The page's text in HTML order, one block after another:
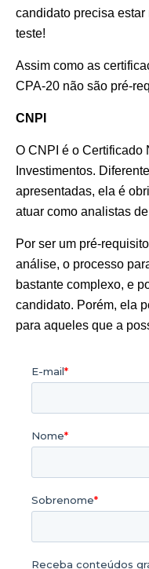
candidato precisa
teste!
Assim como as
CPA-20 não são pré-
CNPI
O CNPI é o Certificado
Investimentos.
apresentadas, ela é
atuar como analistas
Por ser um pré-
análise, o processo
bastante complexo, e
candidato. Porém, ela
para aqueles que a